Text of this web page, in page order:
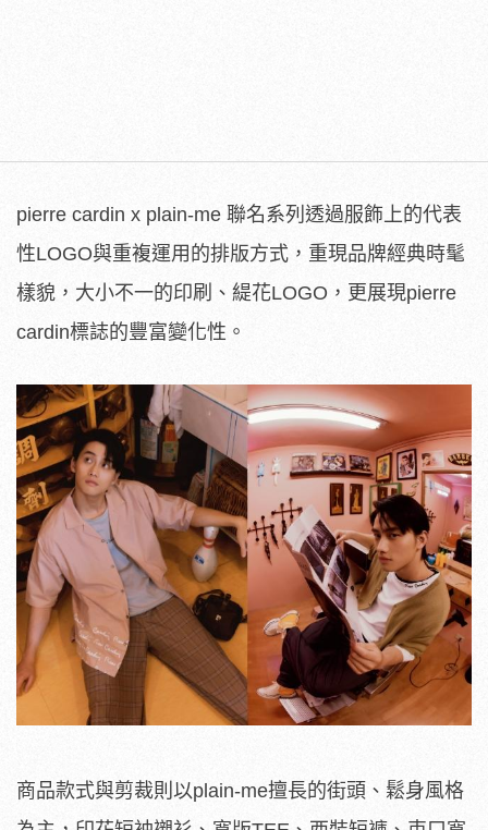
pierre cardin x plain-me 聯名系列透過服飾上的代表
性LOGO與重複運用的排版方式，重現品牌經典時髦
樣貌，大小不一的印刷、緹花LOGO，更展現pierre
cardin標誌的豐富變化性。
商品款式與剪裁則以plain-me擅長的街頭、鬆身風格